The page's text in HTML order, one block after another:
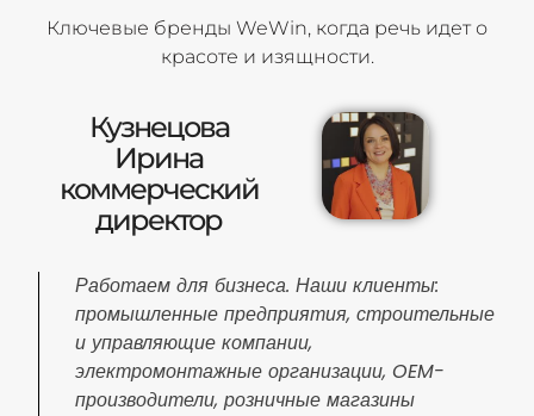
Ключевые бренды WeWin, когда речь идет о
красоте и изящности.
Кузнецова
Ирина
коммерческий
директор
Работаем для бизнеса. Наши клиенты:
промышленные предприятия, строительные
и управляющие компании,
электромонтажные организации, OEM-
производители, розничные магазины